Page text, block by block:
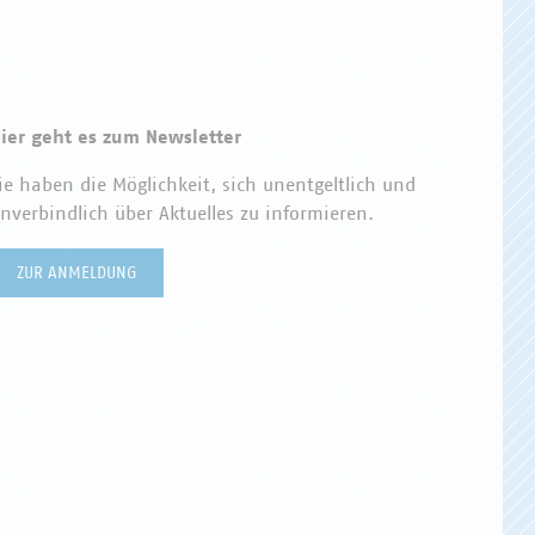
geht es zum Newsletter
haben die Möglichkeit, sich unentgeltlich und
über Aktuelles zu informieren.
ZUR ANMELDUNG